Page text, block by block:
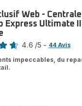
Web -
Express Ultimate II
4.6 /5 - 44 Avis
impeccables, du